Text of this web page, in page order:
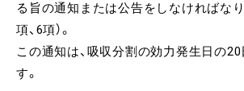
る旨の通知または公告をしなければな
項、6項）。
この通知は、吸収分割の効力発生日の
す。